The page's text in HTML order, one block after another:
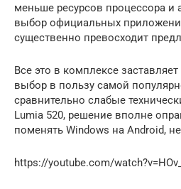
меньше ресурсов процессора и
выбор официальных
существенно превосходит
Все это в комплексе
выбор в пользу самой
сравнительно слабые
Lumia 520, решение вполне
поменять Windows на Android,
https://youtube.com/